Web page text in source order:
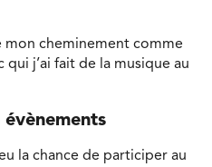
mon cheminement comme
j’ai fait de la musique au
la chance de participer au